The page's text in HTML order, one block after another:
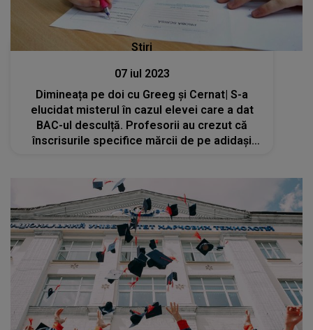
Stiri
07 iul 2023
Dimineața pe doi cu Greeg și Cernat| S-a
elucidat misterul în cazul elevei care a dat
BAC-ul desculță. Profesorii au crezut că
înscrisurile specifice mărcii de pe adidaşi